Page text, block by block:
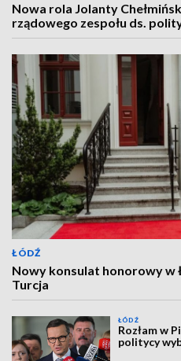
Nowa rola Jolanty
rządowego zespołu ds.
ŁÓDŹ
Nowy konsulat honorowy w
Turcja
ŁÓDŹ
Rozłam w
politycy